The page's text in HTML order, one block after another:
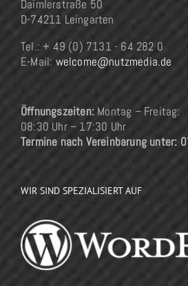
Daimlerstraße 50
D-74211 Leingarten
Tel.: + 49 (0) 7131 - 64 282 0
E-Mail: welcome@nutzmedia.de
Öffnungszeiten: Montag – Freitag:
08:30 Uhr – 17:30 Uhr
Termine nach Vereinbarung unter:
WIR SIND SPEZIALISIERT AUF